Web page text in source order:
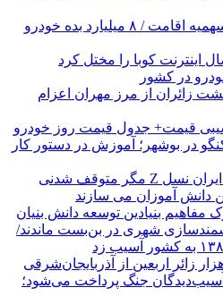
کاسبی خارج‌نشین‌ها با سهمیه اقامت / ۸ میلیارد بده خودرو
اینترنت کوبا را مختل کرد
زائران از مرز مهران اعزام
قیمت+ جدول قیمت روز خودرو
در بوشهر؛ آموزش در دستور کار
سیلیکن ولیِ تهران؛ این ایران نسل Z مگر متوقف شدنی
دانش آموزان می سازند
مفاهیم بنیادین توسعه دانش بنیان
شهری در بن‌بست ماندند/
جنگ پرداخت می‌شود؛